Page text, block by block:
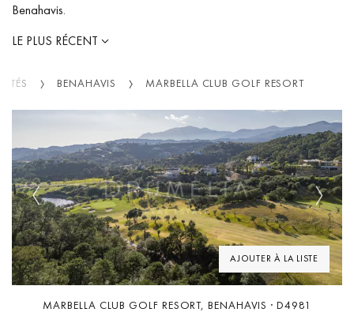
Benahavis.
LE PLUS RÉCENT
BENAHAVIS MARBELLA CLUB GOLF RESORT
AJOUTER À LA LISTE
Previous Next
MARBELLA CLUB GOLF RESORT, BENAHAVIS · D4981